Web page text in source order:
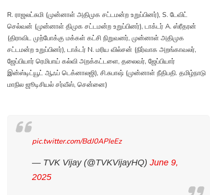
R. ராஜலட்சுமி (முன்னாள் அதிமுக சட்டமன்ற உறுப்பினர்), S. டேவிட்
செல்வன் (முன்னாள் திமுக சட்டமன்ற உறுப்பினர்), டாக்டர் A. ஸ்ரீதரன்
(திராவிட முற்போக்கு மக்கள் கட்சி நிறுவனர், முன்னாள் அதிமுக
சட்டமன்ற உறுப்பினர்), டாக்டர் N. மரிய வில்சன் (நிர்வாக அறங்காவலர்,
ஜேப்பியார் ரெமிபாய் கல்வி அறக்கட்டளை, தலைவர், ஜேப்பியார்
இன்ஸ்டிட்யூட் ஆஃப் டெக்னாலஜி), சி.சுபாஷ் (முன்னாள் நீதிபதி. தமிழ்நாடு
மாநில ஜூடிசியல் சர்வீஸ், சென்னை)
pic.twitter.com/BdJ0APIeEz
— TVK Vijay (@TVKVijayHQ) June 9,
2025